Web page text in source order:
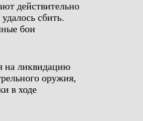
действительно
сбить.
бои
на ликвидацию
оружия,
в ходе